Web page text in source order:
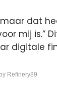
dat
mij is.”
digitale
Refinery89